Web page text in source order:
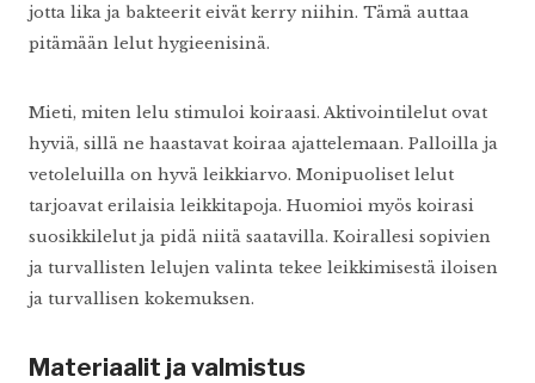
jotta lika ja bakteerit eivät kerry niihin. Tämä auttaa
pitämään lelut hygieenisinä.
Mieti, miten lelu stimuloi koiraasi. Aktivointilelut ovat
hyviä, sillä ne haastavat koiraa ajattelemaan. Palloilla ja
vetoleluilla on hyvä leikkiarvo. Monipuoliset lelut
tarjoavat erilaisia leikkitapoja. Huomioi myös koirasi
suosikkilelut ja pidä niitä saatavilla. Koirallesi sopivien
ja turvallisten lelujen valinta tekee leikkimisestä iloisen
ja turvallisen kokemuksen.
Materiaalit ja valmistus